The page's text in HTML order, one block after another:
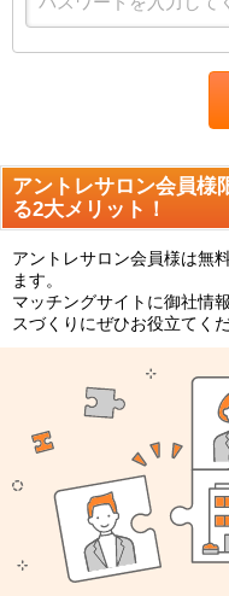
アントレサロン会員様
る2大メリット！
アントレサロン会員様は無
ます。
マッチングサイトに御社情
スづくりにぜひお役立てくだ